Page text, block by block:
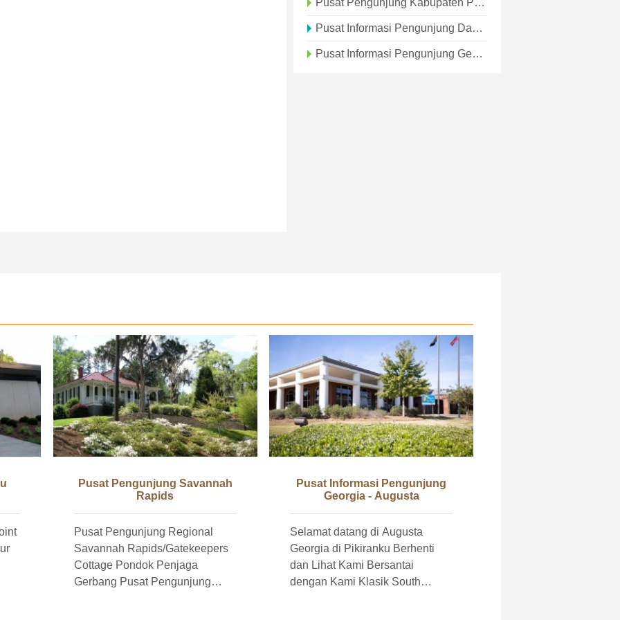
Pusat Pengunjung Kabupaten Pickens
Pusat Informasi Pengunjung Daerah Darien-McIntosh
Pusat Informasi Pengunjung Georgia - Ringgold
Pusat Pengunjung Savannah
Rapids
Pusat Pengunjung Regional
Savannah Rapids/Gatekeepers
Cottage Pondok Penjaga
Gerbang Pusat Pengunjung
Pusat Informasi Pengunjung
Georgia - Augusta
Selamat datang di Augusta
Georgia di Pikiranku Berhenti
dan Lihat Kami Bersantai
dengan Kami Klasik South